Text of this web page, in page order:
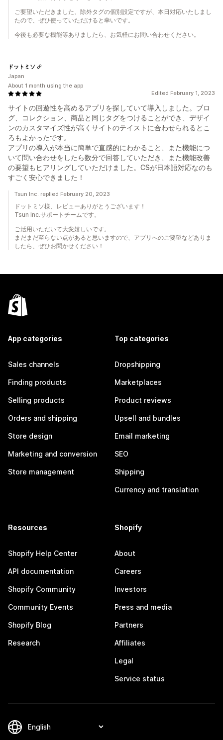
ご要望いただきました、除外タグの個別設定ですが、本日対応いたしまし
たので、ぜひ使っていただけると幸いです。
今後も必要な機能等ありましたら、お気軽にお問い合わせください。
Edited February 1, 2023
サイトの回遊性を高めるアプリを探していて導入しました。ブロ
グ、コレクション、商品と同じタグをつけることができ、デザイ
ンのカスタマイズ性が高くサイトのテイストに合わせられるとこ
ろもよかったです。
アプリの導入が本当に簡単で直感的にわかること、また機能につ
いて問い合わせをしたら数分で回答していただき、また機能改善
の要望もヒアリングしていただけました。CSが日本語対応なのも
すごく安心できました！
ドットミソ
Japan
About 1 month using the app
Tsun Inc. replied February 20, 2023
ドットミソ様、レビューありがとうございます！
Tsun Inc.サポートチームです。
ご活用いただいて大変嬉しいです。
まだまだ至らない点があると思いますので、アプリへのご要望などありま
したら、ぜひお聞かせください！
App categories
Sales channels
Finding products
Selling products
Orders and shipping
Store design
Marketing and conversion
Store management
Top categories
Dropshipping
Marketplaces
Product reviews
Upsell and bundles
Email marketing
SEO
Shipping
Currency and translation
Resources
Shopify Help Center
API documentation
Shopify Community
Community Events
Shopify Blog
Research
Shopify
About
Careers
Investors
Press and media
Partners
Affiliates
Legal
Service status